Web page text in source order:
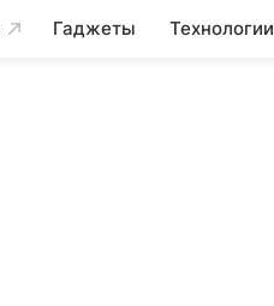
Гаджеты Технологии